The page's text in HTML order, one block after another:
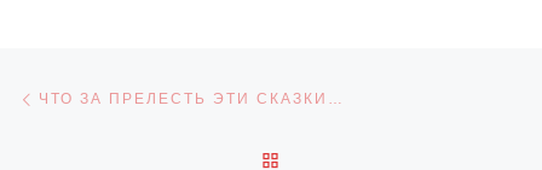
Навигация по записям
ЧТО ЗА ПРЕЛЕСТЬ ЭТИ СКАЗКИ…